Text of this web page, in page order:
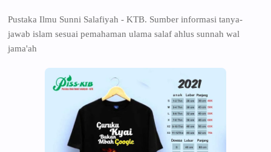
Pustaka Ilmu Sunni Salafiyah - KTB. Sumber informasi tanya-
jawab islam sesuai pemahaman ulama salaf ahlus sunnah wal
jama'ah